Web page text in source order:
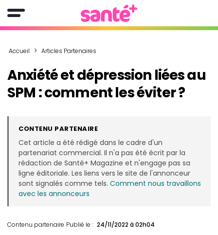
Accueil Articles Partenaires
Anxiété et dépression liées au
SPM : comment les éviter ?
CONTENU PARTENAIRE
Cet article a été rédigé dans le cadre d'un
partenariat commercial. Il n'a pas été écrit par la
rédaction de Santé+ Magazine et n'engage pas sa
ligne éditoriale. Les liens vers le site de l'annonceur
sont signalés comme tels. Comment nous travaillons
avec les annonceurs
Contenu partenaire Publié le : 24/11/2022 à 02h04